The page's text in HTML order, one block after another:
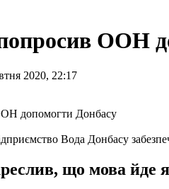
ООН
2020, 22:17
Вода Донбасу
що мова йде